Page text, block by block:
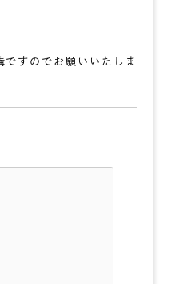
ですのでお願いいたしま